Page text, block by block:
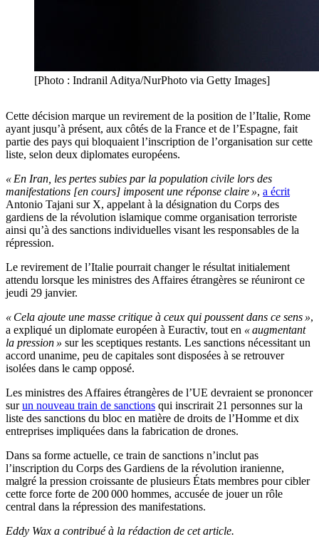
[Photo : Indranil Aditya/NurPhoto via Getty Images]
Cette décision marque un revirement de la position de l’Italie, Rome
ayant jusqu’à présent, aux côtés de la France et de l’Espagne, fait
partie des pays qui bloquaient l’inscription de l’organisation sur cette
liste, selon deux diplomates européens.
« En Iran, les pertes subies par la population civile lors des
manifestations [en cours] imposent une réponse claire », a écrit
Antonio Tajani sur X, appelant à la désignation du Corps des
gardiens de la révolution islamique comme organisation terroriste
ainsi qu’à des sanctions individuelles visant les responsables de la
répression.
Le revirement de l’Italie pourrait changer le résultat initialement
attendu lorsque les ministres des Affaires étrangères se réuniront ce
jeudi 29 janvier.
« Cela ajoute une masse critique à ceux qui poussent dans ce sens »,
a expliqué un diplomate européen à Euractiv, tout en « augmentant
la pression » sur les sceptiques restants. Les sanctions nécessitant un
accord unanime, peu de capitales sont disposées à se retrouver
isolées dans le camp opposé.
Les ministres des Affaires étrangères de l’UE devraient se prononcer
surun nouveau train de sanctions qui inscrirait 21 personnes sur la
liste des sanctions du bloc en matière de droits de l’Homme et dix
entreprises impliquées dans la fabrication de drones.
Dans sa forme actuelle, ce train de sanctions n’inclut pas
l’inscription du Corps des Gardiens de la révolution iranienne,
malgré la pression croissante de plusieurs États membres pour cibler
cette force forte de 200 000 hommes, accusée de jouer un rôle
central dans la répression des manifestations.
Eddy Wax a contribué à la rédaction de cet article.